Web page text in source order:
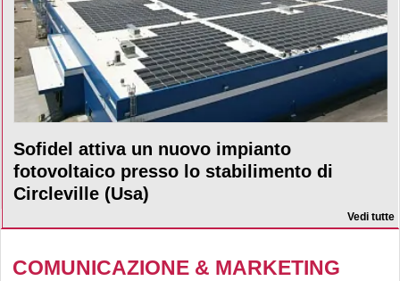
Sofidel attiva un nuovo impianto
fotovoltaico presso lo stabilimento di
Circleville (Usa)
Vedi tutte
COMUNICAZIONE & MARKETING